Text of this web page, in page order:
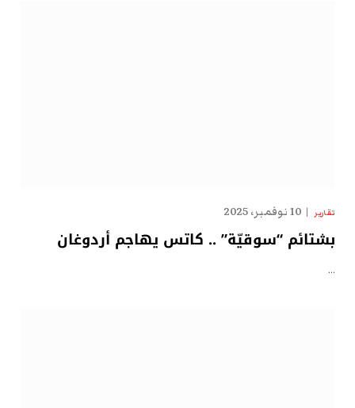
تقارير 10 نوفمبر، 2025
بشتائم “سوقيّة” .. كاتس يهاجم أردوغان
…